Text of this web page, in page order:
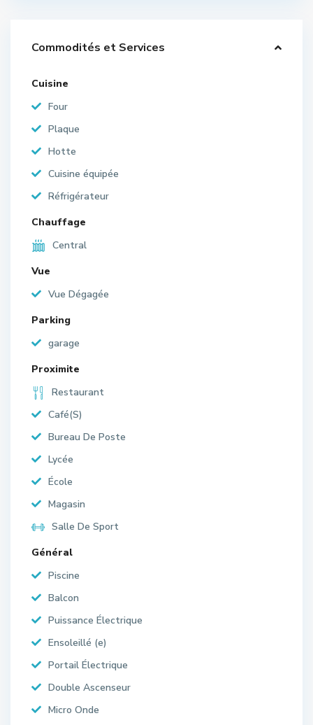
Commodités et Services
Cuisine
Four
Plaque
Hotte
Cuisine équipée
Réfrigérateur
Chauffage
Central
Vue
Vue Dégagée
Parking
garage
Proximite
Restaurant
Café(S)
Bureau De Poste
Lycée
École
Magasin
Salle De Sport
Général
Piscine
Balcon
Puissance Électrique
Ensoleillé (e)
Portail Électrique
Double Ascenseur
Micro Onde